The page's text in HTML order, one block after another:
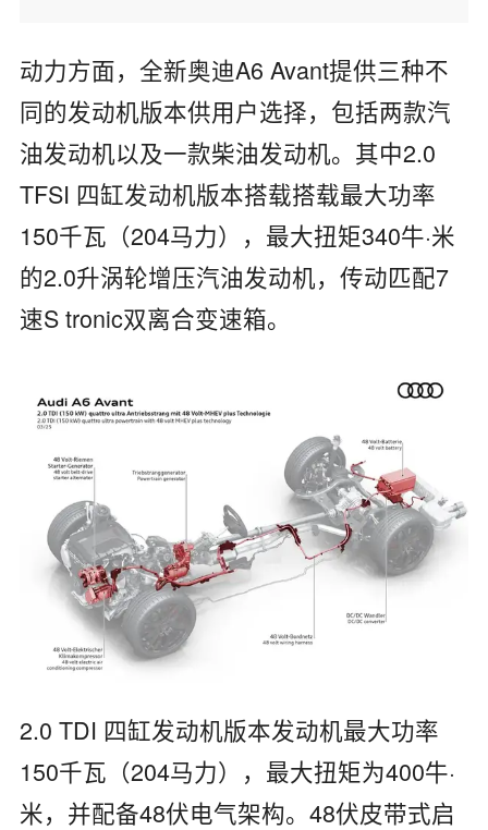
动力方面，全新奥迪A6 Avant提供三种不
同的发动机版本供用户选择，包括两款汽
油发动机以及一款柴油发动机。其中2.0
TFSI 四缸发动机版本搭载搭载最大功率
150千瓦（204马力），最大扭矩340牛·米
的2.0升涡轮增压汽油发动机，传动匹配7
速S tronic双离合变速箱。
2.0 TDI 四缸发动机版本发动机最大功率
150千瓦（204马力），最大扭矩为400牛·
米，并配备48伏电气架构。48伏皮带式启